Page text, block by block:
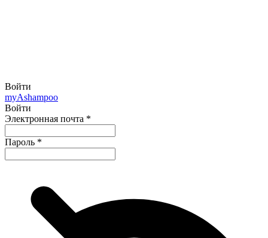
Войти
myAshampoo
Войти
Электронная почта *
Пароль *